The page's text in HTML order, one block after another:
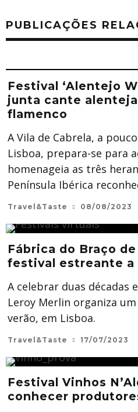
PUBLICAÇÕES
Festival ‘Alentejo
junta cante
flamenco
A Vila de Cabrela, a
Lisboa, prepara-se para
homenageia as três
Península Ibérica
Travel&Taste 08/08/2023
Fábrica do Braço
festival estreante a
A celebrar duas décadas
Leroy Merlin organiza
verão, em Lisboa.
Travel&Taste 17/07/2023
Festival Vinhos
conhecer